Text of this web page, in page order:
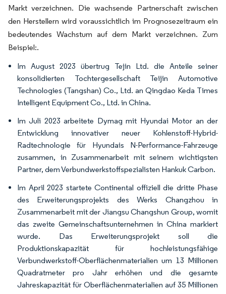
Markt verzeichnen. Die wachsende Partnerschaft zwischen
den Herstellern wird voraussichtlich im Prognosezeitraum ein
bedeutendes Wachstum auf dem Markt verzeichnen. Zum
Beispiel:.
Im August 2023 übertrug Tejin Ltd. die Anteile seiner
konsolidierten Tochtergesellschaft Teijin Automotive
Technologies (Tangshan) Co., Ltd. an Qingdao Keda Times
Intelligent Equipment Co., Ltd. in China.
Im Juli 2023 arbeitete Dymag mit Hyundai Motor an der
Entwicklung innovativer neuer Kohlenstoff-Hybrid-
Radtechnologie für Hyundais N-Performance-Fahrzeuge
zusammen, in Zusammenarbeit mit seinem wichtigsten
Partner, dem Verbundwerkstoffspezialisten Hankuk Carbon.
Im April 2023 startete Continental offiziell die dritte Phase
des Erweiterungsprojekts des Werks Changzhou in
Zusammenarbeit mit der Jiangsu Changshun Group, womit
das zweite Gemeinschaftsunternehmen in China markiert
wurde. Das Erweiterungsprojekt soll die
Produktionskapazität für hochleistungsfähige
Verbundwerkstoff-Oberflächenmaterialien um 13 Millionen
Quadratmeter pro Jahr erhöhen und die gesamte
Jahreskapazität für Oberflächenmaterialien auf 35 Millionen